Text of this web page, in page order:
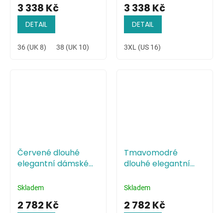
3 338 Kč
DETAIL
36 (UK 8) 38 (UK 10) 40 (UK 12) 42 (UK 14)
3 338 Kč
DETAIL
3XL (US 16)
Červené dlouhé
elegantní dámské
rameny
Skladem
2 782 Kč
Tmavomodré
dlouhé elegantní
odhalenými rameny
Skladem
2 782 Kč